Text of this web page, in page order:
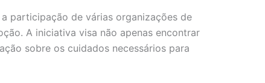
participação de várias organizações de
A iniciativa visa não apenas encontrar
sobre os cuidados necessários para